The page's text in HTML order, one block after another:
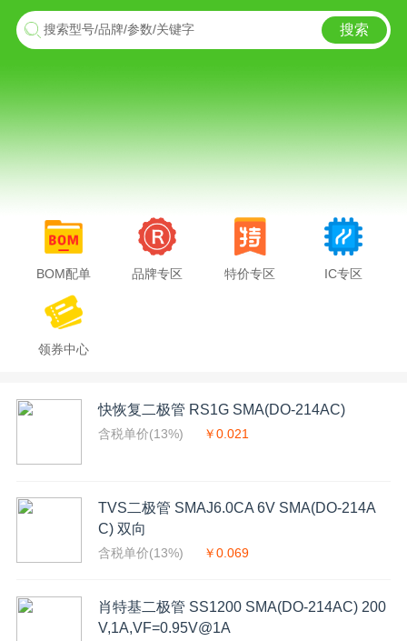
搜索型号/品牌/参数/关键字 搜索
BOM配单 品牌专区 特价专区 IC专区
领券中心
快恢复二极管 RS1G SMA(DO-214AC)
含税单价(13%) ￥0.021
TVS二极管 SMAJ6.0CA 6V SMA(DO-214A
C) 双向
含税单价(13%) ￥0.069
肖特基二极管 SS1200 SMA(DO-214AC) 200
V,1A,VF=0.95V@1A